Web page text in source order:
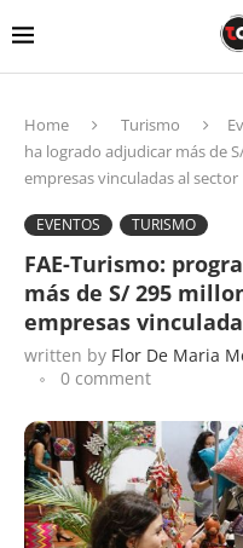
Home Turismo
ha logrado adjudicar más de
empresas vinculadas al sector
EVENTOS TURISMO
FAE-Turismo:
más de S/ 295
empresas
written by Flor De Maria
0 comment